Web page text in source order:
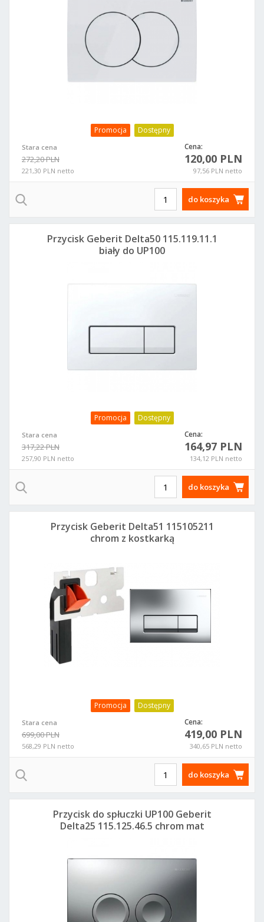
Promocja Dostępny
Stara cena
272,20 PLN
221,30 PLN netto
Cena:
120,00 PLN
97,56 PLN netto
do koszyka
Promocja Dostępny
Stara cena
317,22 PLN
257,90 PLN netto
Cena:
164,97 PLN
134,12 PLN netto
Przycisk Geberit Delta50 115.119.11.1
biały do UP100
do koszyka
Promocja Dostępny
Stara cena
699,00 PLN
568,29 PLN netto
Cena:
419,00 PLN
340,65 PLN netto
Przycisk Geberit Delta51 115105211
chrom z kostkarką
do koszyka
Przycisk do spłuczki UP100 Geberit
Delta25 115.125.46.5 chrom mat